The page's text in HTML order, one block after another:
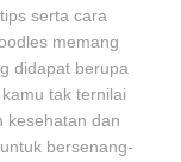
serta cara
memang
didapat berupa
tak ternilai
kesehatan dan
bersenang-